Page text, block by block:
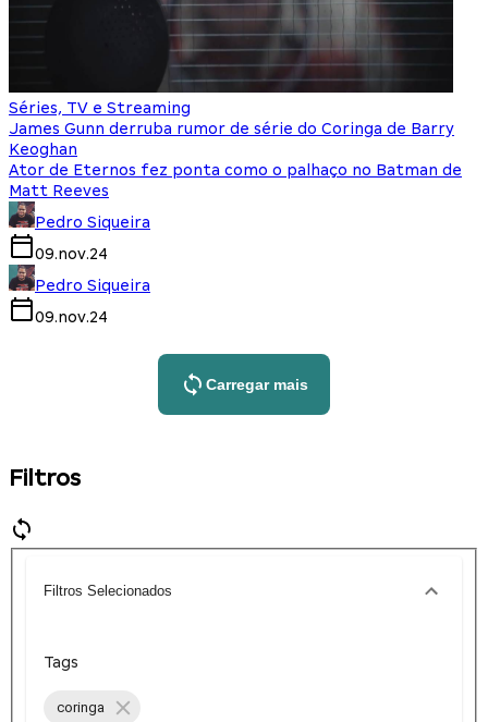
Séries, TV e Streaming
James Gunn derruba rumor de série do Coringa de Barry
Keoghan
Ator de Eternos fez ponta como o palhaço no Batman de
Matt Reeves
Pedro Siqueira
09.nov.24
Pedro Siqueira
09.nov.24
Carregar mais
Filtros
Filtros Selecionados
Tags
coringa